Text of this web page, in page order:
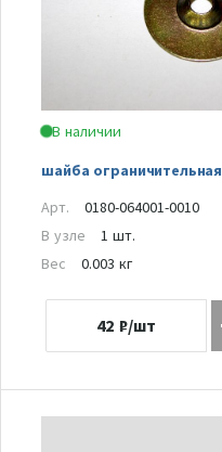
В наличии
шайба ограничительная
Арт.
0180-064001-0010
В узле
1 шт.
Вес
0.003 кг
42 ₽/шт